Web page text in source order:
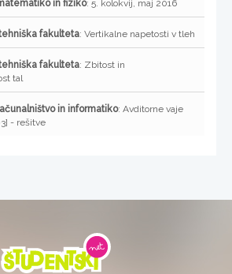
in fiziko: 5. kolokvij, maj 2016
fakulteta: Vertikalne napetosti v tleh
fakulteta: Zbitost in
tal
in informatiko: Avditorne vaje
- rešitve